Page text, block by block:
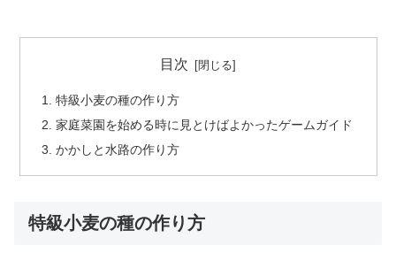
目次
特級小麦の種の作り方
家庭菜園を始める時に見とけばよかったゲームガイド
かかしと水路の作り方
特級小麦の種の作り方